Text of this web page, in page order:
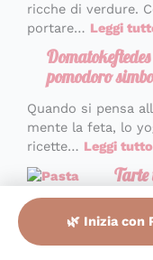
🌿 Inizia con
ricche di verdure.
portare… Leggi
pomodoro
Quando si pensa
mente la feta, lo
ricette… Leggi tutto
L’estate è il